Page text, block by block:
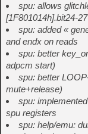
spu: allows
[1F801014h].bit24-
spu: added «
and endx on reads
spu: better
adpcm start)
spu: better
mute+release)
spu:
spu registers
spu: help/emu: